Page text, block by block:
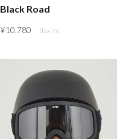
Black Road
¥10,780